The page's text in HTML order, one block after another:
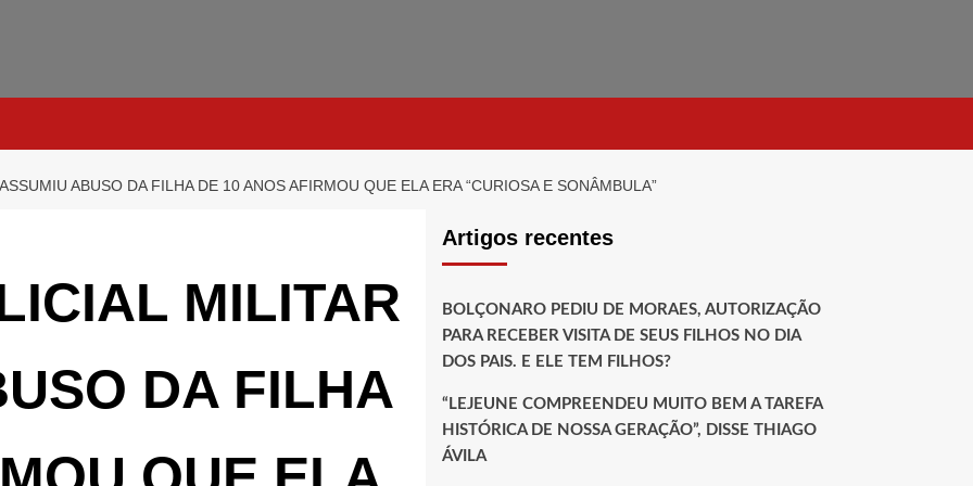
ABUSO DA FILHA DE 10 ANOS AFIRMOU QUE ELA ERA “CURIOSA E SONÂMBULA”
MILITAR
DA FILHA
Artigos recentes
BOLÇONARO PEDIU DE MORAES, AUTORIZAÇÃO
PARA RECEBER VISITA DE SEUS FILHOS NO DIA
DOS PAIS. E ELE TEM FILHOS?
“LEJEUNE COMPREENDEU MUITO BEM A TAREFA
HISTÓRICA DE NOSSA GERAÇÃO”, DISSE THIAGO
ÁVILA